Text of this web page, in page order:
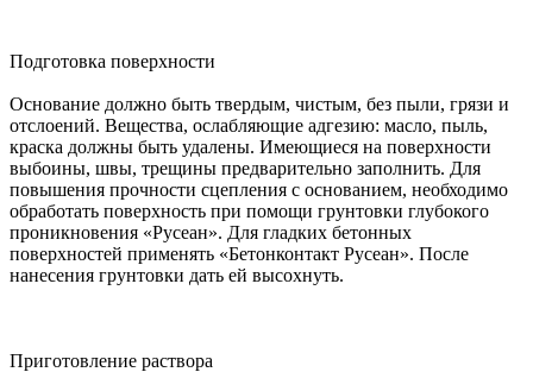
Подготовка поверхности
Основание должно быть твердым, чистым, без пыли, грязи и
отслоений. Вещества, ослабляющие адгезию: масло, пыль,
краска должны быть удалены. Имеющиеся на поверхности
выбоины, швы, трещины предварительно заполнить. Для
повышения прочности сцепления с основанием, необходимо
обработать поверхность при помощи грунтовки глубокого
проникновения «Русеан». Для гладких бетонных
поверхностей применять «Бетонконтакт Русеан». После
нанесения грунтовки дать ей высохнуть.
Приготовление раствора